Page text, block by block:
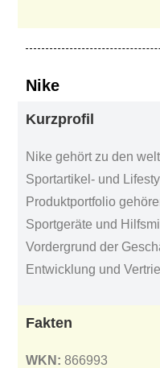
Nike
Kurzprofil
Nike gehört zu den
Sportartikel- und
Produktportfolio
Sportgeräte und
Vordergrund der
Entwicklung und
Fakten
WKN: 866993